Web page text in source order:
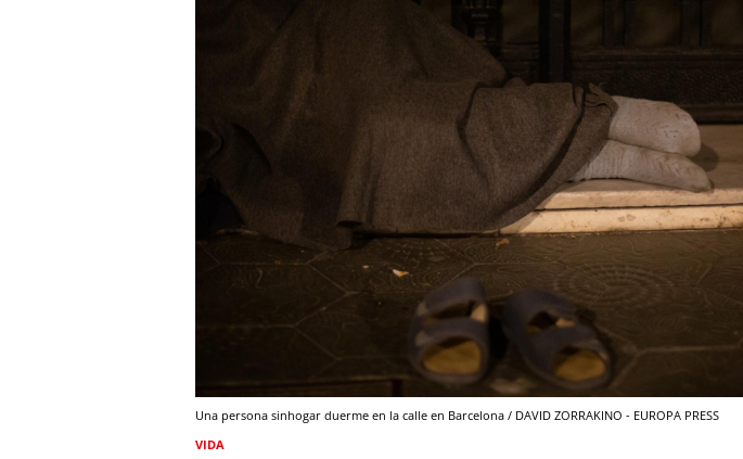
Una persona sinhogar duerme en la calle en Barcelona / DAVID ZORRAKINO - EUROPA PRESS
VIDA